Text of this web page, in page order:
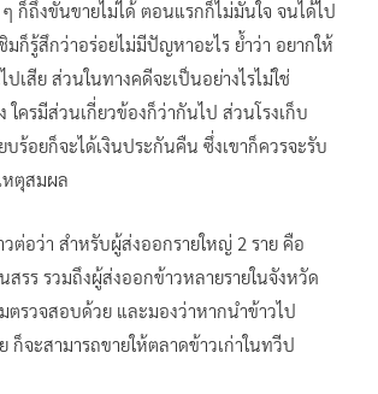
ก็ถึงขั้นขายไม่ได้ ตอนแรกก็ไม่มั่นใจ จนได้ไป
ก็รู้สึกว่าอร่อยไม่มีปัญหาอะไร ย้ำว่า อยากให้
ปเสีย ส่วนในทางคดีจะเป็นอย่างไรไม่ใช่
ใครมีส่วนเกี่ยวข้องก็ว่ากันไป ส่วนโรงเก็บ
บร้อยก็จะได้เงินประกันคืน ซึ่งเขาก็ควรจะรับ
หตุสมผล
ต่อว่า สำหรับผู้ส่งออกรายใหญ่ 2 ราย คือ
รร รวมถึงผู้ส่งออกข้าวหลายรายในจังหวัด
ตรวจสอบด้วย และมองว่าหากนำข้าวไป
จะสามารถขายให้ตลาดข้าวเก่าในทวีป